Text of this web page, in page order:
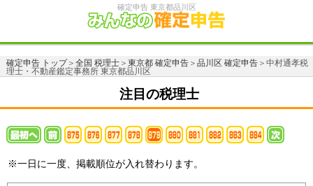
確定申告 東京都品川区
確定申告 トップ＞ 全国 税理士＞ 東京都 確定申告＞ 品川区 確定申告＞中村通孝税
理士・不動産鑑定事務所 東京都品川区
注目の税理士
※一日に一度、掲載順位が入れ替わります。